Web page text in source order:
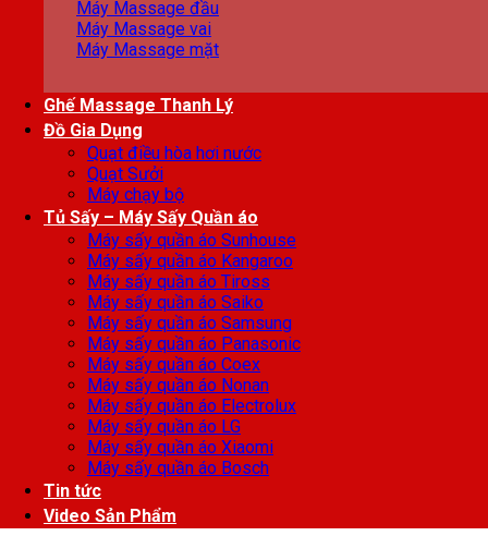
Máy Massage đầu
Máy Massage vai
Máy Massage mặt
Ghế Massage Thanh Lý
Đồ Gia Dụng
Quạt điều hòa hơi nước
Quạt Sưởi
Máy chạy bộ
Tủ Sấy – Máy Sấy Quần áo
Máy sấy quần áo Sunhouse
Máy sấy quần áo Kangaroo
Máy sấy quần áo Tiross
Máy sấy quần áo Saiko
Máy sấy quần áo Samsung
Máy sấy quần áo Panasonic
Máy sấy quần áo Coex
Máy sấy quần áo Nonan
Máy sấy quần áo Electrolux
Máy sấy quần áo LG
Máy sấy quần áo Xiaomi
Máy sấy quần áo Bosch
Tin tức
Video Sản Phẩm